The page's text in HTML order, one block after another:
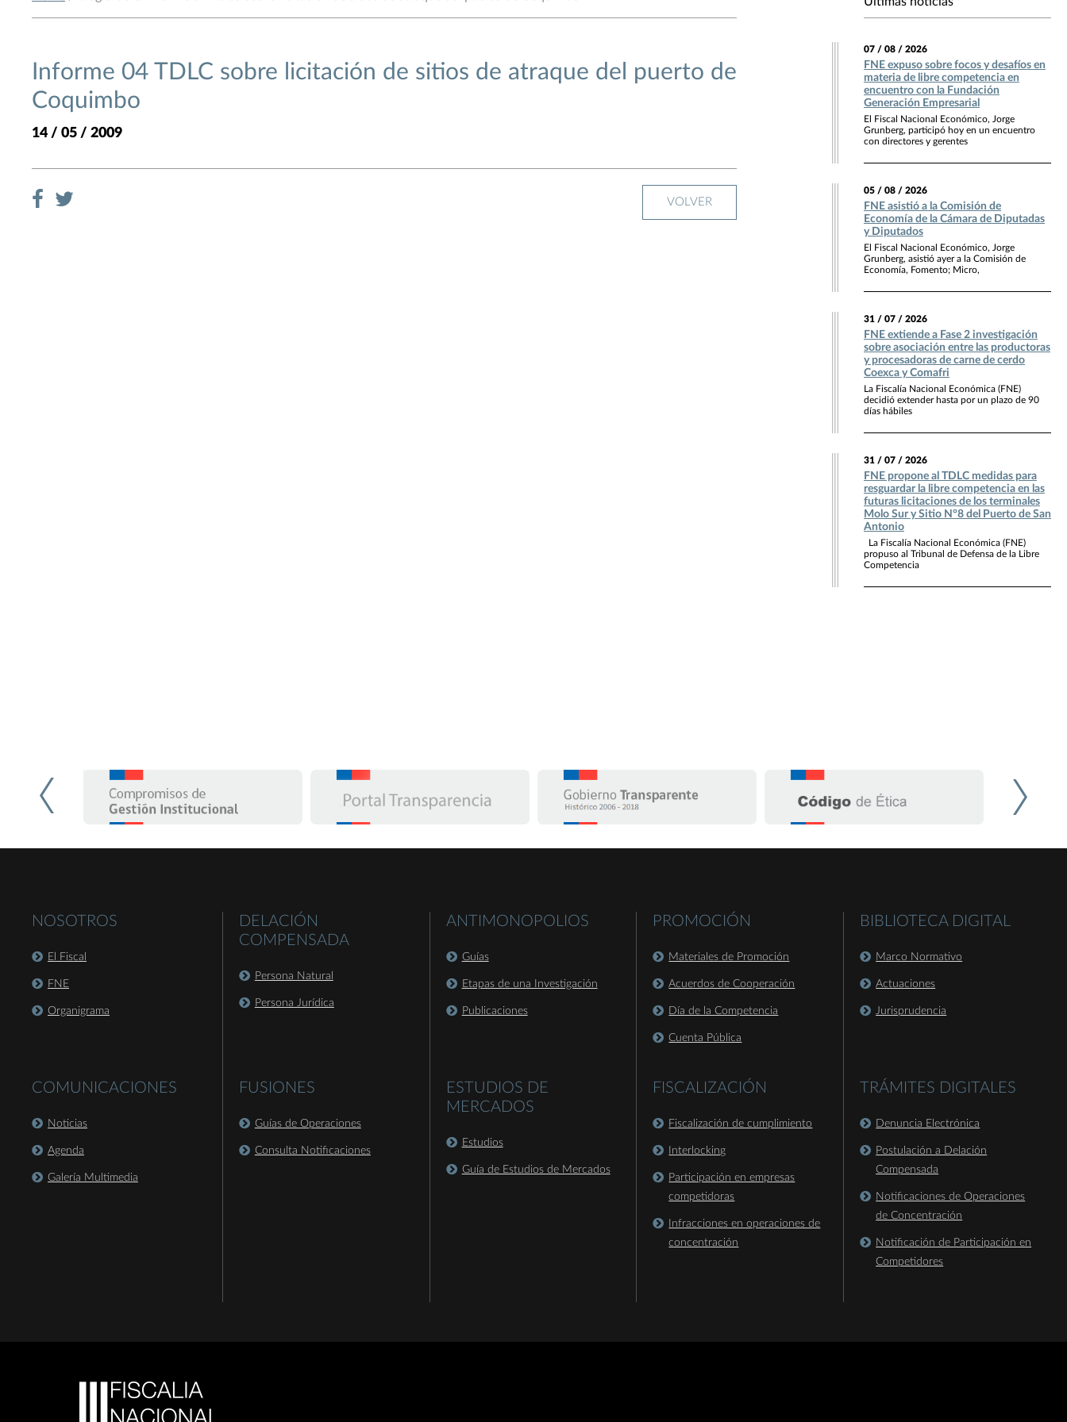
Informe 04 TDLC sobre licitación de sitios de atraque del puerto de
Coquimbo
14 / 05 / 2009
VOLVER
07 / 08 / 2026
FNE expuso sobre focos y desafíos en
materia de libre competencia en
encuentro con la Fundación
Generación Empresarial
El Fiscal Nacional Económico, Jorge
Grunberg, participó hoy en un encuentro
con directores y gerentes
05 / 08 / 2026
FNE asistió a la Comisión de
Economía de la Cámara de Diputadas
y Diputados
El Fiscal Nacional Económico, Jorge
Grunberg, asistió ayer a la Comisión de
Economía, Fomento; Micro,
31 / 07 / 2026
FNE extiende a Fase 2 investigación
sobre asociación entre las productoras
y procesadoras de carne de cerdo
Coexca y Comafri
La Fiscalía Nacional Económica (FNE)
decidió extender hasta por un plazo de 90
días hábiles
31 / 07 / 2026
FNE propone al TDLC medidas para
resguardar la libre competencia en las
futuras licitaciones de los terminales
Molo Sur y Sitio N°8 del Puerto de San
Antonio
La Fiscalía Nacional Económica (FNE)
propuso al Tribunal de Defensa de la Libre
Competencia
NOSOTROS
El Fiscal
FNE
Organigrama
COMUNICACIONES
Noticias
Agenda
Galería Multimedia
DELACIÓN
COMPENSADA
Persona Natural
Persona Jurídica
FUSIONES
Guías de Operaciones
Consulta Notificaciones
ANTIMONOPOLIOS
Guías
Etapas de una Investigación
Publicaciones
ESTUDIOS DE
MERCADOS
Estudios
Guía de Estudios de Mercados
PROMOCIÓN
Materiales de Promoción
Acuerdos de Cooperación
Día de la Competencia
Cuenta Pública
FISCALIZACIÓN
Fiscalización de cumplimiento
Interlocking
Participación en empresas
competidoras
Infracciones en operaciones de
concentración
BIBLIOTECA DIGITAL
Marco Normativo
Actuaciones
Jurisprudencia
TRÁMITES DIGITALES
Denuncia Electrónica
Postulación a Delación
Compensada
Notificaciones de Operaciones
de Concentración
Notificación de Participación en
Competidores